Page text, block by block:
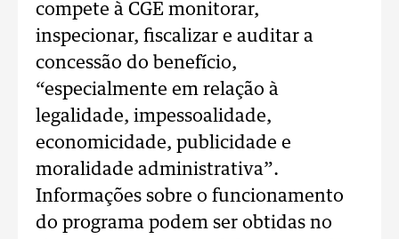
compete à CGE monitorar,
inspecionar, fiscalizar e auditar a
concessão do benefício,
“especialmente em relação à
legalidade, impessoalidade,
economicidade, publicidade e
moralidade administrativa”.
Informações sobre o funcionamento
do programa podem ser obtidas no